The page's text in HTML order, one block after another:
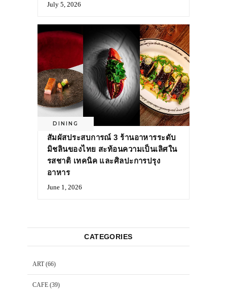
July 5, 2026
DINING
สัมผัสประสบการณ์ 3 ร้านอาหารระดับ
มิชลินของไทย สะท้อนความเป็นเลิศใน
รสชาติ เทคนิค และศิลปะการปรุง
อาหาร
June 1, 2026
CATEGORIES
ART(66)
CAFE (39)